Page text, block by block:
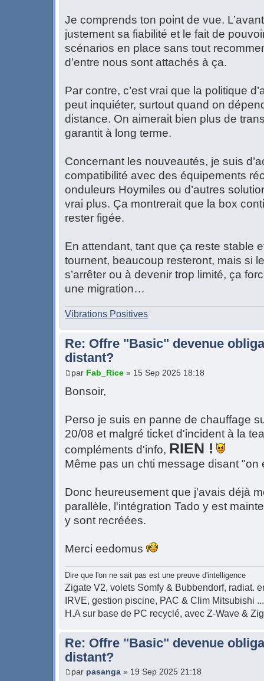
Je comprends ton point de vue.
justement sa fiabilité et le fait de
scénarios en place sans tout
d’entre nous sont attachés à ça.
Par contre, c’est vrai que la politique
peut inquiéter, surtout quand on
distance. On aimerait bien plus de
garantit à long terme.
Concernant les nouveautés, je suis
compatibilité avec des équipements
onduleurs Hoymiles ou d’autres
vrai plus. Ça montrerait que la box
rester figée.
En attendant, tant que ça reste stable
tournent, beaucoup resteront, mais si
s’arrêter ou à devenir trop limité, ça
une migration…
Vibrations Positives
Re: Offre "Basic" devenue
distant?
par Fab_Rice » 15 Sep 2025 18:18
Bonsoir,
Perso je suis en panne de chauffage
20/08 et malgré ticket d'incident à la
compléments d'info, RIEN !
Même pas un chti message disant "on
Donc heureusement que j'avais déjà
parallèle, l'intégration Tado y est
y sont recréées.
Merci eedomus
Dire que l'on ne sait pas est une preuve d'intelligence
Zigate V2, volets Somfy & Bubbendorf, radiat.
IRVE, gestion piscine, PAC & Clim Mitsubishi ...
H.A sur base de PC recyclé, avec Z-Wave &
Re: Offre "Basic" devenue
distant?
par pasanga » 19 Sep 2025 21:18